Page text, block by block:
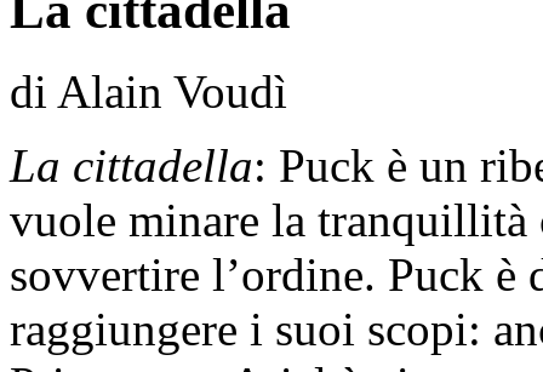
di Alain Voudì
La cittadella: Puck è un
vuole minare la tranquillità
sovvertire l’ordine. Puck è
raggiungere i suoi scopi: